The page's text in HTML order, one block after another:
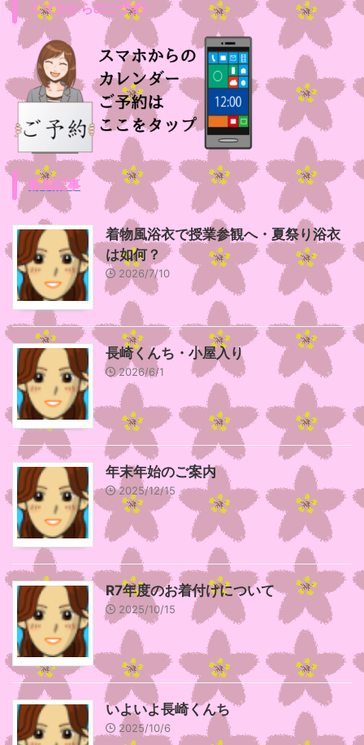
スマホからのご予約
新着記事
着物風浴衣で授業参観へ・夏祭り浴衣
は如何？
2026/7/10
長崎くんち・小屋入り
2026/6/1
年末年始のご案内
2025/12/15
R7年度のお着付けについて
2025/10/15
いよいよ長崎くんち
2025/10/6